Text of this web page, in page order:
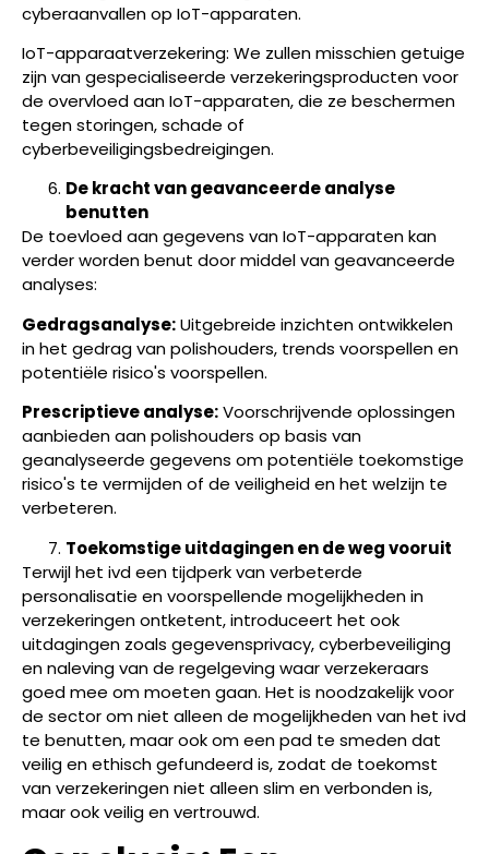
cyberaanvallen op IoT-apparaten.
IoT-apparaatverzekering: We zullen misschien getuige
zijn van gespecialiseerde verzekeringsproducten voor
de overvloed aan IoT-apparaten, die ze beschermen
tegen storingen, schade of
cyberbeveiligingsbedreigingen.
De kracht van geavanceerde analyse
benutten
De toevloed aan gegevens van IoT-apparaten kan
verder worden benut door middel van geavanceerde
analyses:
Gedragsanalyse:Uitgebreide inzichten ontwikkelen
in het gedrag van polishouders, trends voorspellen en
potentiële risico's voorspellen.
Prescriptieve analyse:Voorschrijvende oplossingen
aanbieden aan polishouders op basis van
geanalyseerde gegevens om potentiële toekomstige
risico's te vermijden of de veiligheid en het welzijn te
verbeteren.
Toekomstige uitdagingen en de weg vooruit
Terwijl het ivd een tijdperk van verbeterde
personalisatie en voorspellende mogelijkheden in
verzekeringen ontketent, introduceert het ook
uitdagingen zoals gegevensprivacy, cyberbeveiliging
en naleving van de regelgeving waar verzekeraars
goed mee om moeten gaan. Het is noodzakelijk voor
de sector om niet alleen de mogelijkheden van het ivd
te benutten, maar ook om een pad te smeden dat
veilig en ethisch gefundeerd is, zodat de toekomst
van verzekeringen niet alleen slim en verbonden is,
maar ook veilig en vertrouwd.